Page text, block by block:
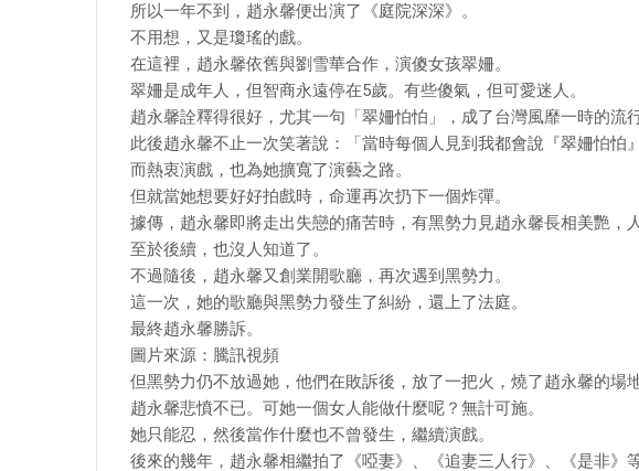
所以一年不到，趙永馨便出演了《庭院深深》。
不用想，又是瓊瑤的戲。
在這裡，趙永馨依舊與劉雪華合作，演傻女孩翠姍。
翠姍是成年人，但智商永遠停在5歲。有些傻氣，但可愛迷人。
趙永馨詮釋得很好，尤其一句「翠姍怕怕」，成了台灣風靡一時的流行
此後趙永馨不止一次笑著說：「當時每個人見到我都會說『翠姍怕怕』
而熱衷演戲，也為她擴寬了演藝之路。
但就當她想要好好拍戲時，命運再次扔下一個炸彈。
據傳，趙永馨即將走出失戀的痛苦時，有黑勢力見趙永馨長相美艷，
至於後續，也沒人知道了。
不過隨後，趙永馨又創業開歌廳，再次遇到黑勢力。
這一次，她的歌廳與黑勢力發生了糾紛，還上了法庭。
最終趙永馨勝訴。
圖片來源：騰訊視頻
但黑勢力仍不放過她，他們在敗訴後，放了一把火，燒了趙永馨的場地
趙永馨悲憤不已。可她一個女人能做什麼呢？無計可施。
她只能忍，然後當作什麼也不曾發生，繼續演戲。
後來的幾年，趙永馨相繼拍了《啞妻》、《追妻三人行》、《是非》